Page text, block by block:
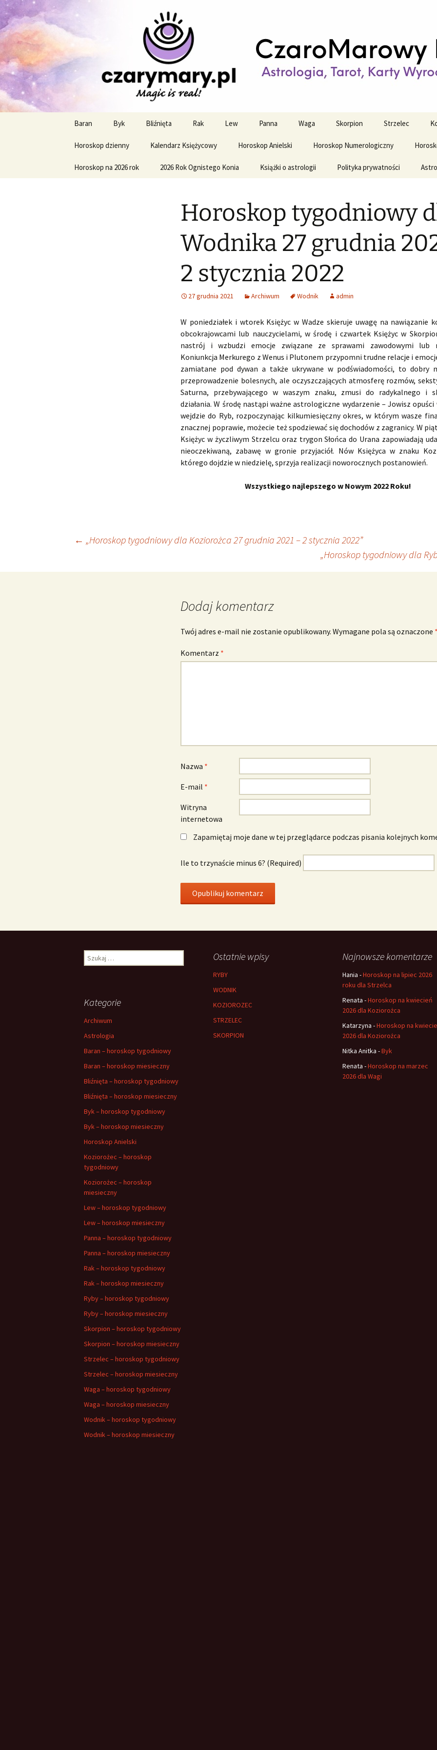
CzaroMarowy horoskop
miesięczny i tygodniowy
Profesjonalne przepowiednie astrologiczne
treści
Baran Byk Bliźnięta Rak Lew Panna Waga Skorpion Strzelec
Horoskop dzienny Kalendarz Księżycowy Horoskop Anielski Horoskop Numerologiczny
Horoskop na 2026 rok 2026 Rok Ognistego Konia Książki o astrologii Polityka prywatności
Horoskop tygodniowy
Wodnika 27 grudnia
2 stycznia 2022
27 grudnia 2021 Archiwum Wodnik admin
W poniedziałek i wtorek Księżyc w Wadze skieruje uwagę na nawiązanie
obcokrajowcami lub nauczycielami, w środę i czwartek Księżyc w
nastrój i wzbudzi emocje związane ze sprawami zawodowymi lub
Koniunkcja Merkurego z Wenus i Plutonem przypomni trudne relacje i
zamiatane pod dywan a także ukrywane w podświadomości, to dobry
przeprowadzenie bolesnych, ale oczyszczających atmosferę rozmów,
Saturna, przebywającego w waszym znaku, zmusi do radykalnego i
działania. W środę nastąpi ważne astrologiczne wydarzenie – Jowisz opuści
wejdzie do Ryb, rozpoczynając kilkumiesięczny okres, w którym wasze
znacznej poprawie, możecie też spodziewać się dochodów z zagranicy. W
Księżyc w życzliwym Strzelcu oraz trygon Słońca do Urana zapowiadają
nieoczekiwaną, zabawę w gronie przyjaciół. Nów Księżyca w znaku
którego dojdzie w niedzielę, sprzyja realizacji noworocznych postanowień.
Wszystkiego najlepszego w Nowym 2022 Roku!
Nawigacja
wpisu
← „Horoskop tygodniowy dla Koziorożca 27 grudnia 2021 – 2 stycznia 2022”
„Horoskop tygodniowy dla
Dodaj komentarz
Twój adres e-mail nie zostanie opublikowany. Wymagane pola są oznaczone *
Komentarz *
Nazwa *
E-mail *
Witryna
internetowa
Zapamiętaj moje dane w tej przeglądarce podczas pisania kolejnych
Ile to trzynaście minus 6? (Required)
Szukaj: Ostatnie wpisy
RYBY
WODNIK
KOZIOROZEC
STRZELEC
SKORPION
Najnowsze komentarze
Hania -Horoskop na lipiec 2026
roku dla Strzelca
Renata -Horoskop na kwiecień
2026 dla Koziorożca
Katarzyna -Horoskop na
2026 dla Koziorożca
Nitka Anitka -Byk
Renata -Horoskop na marzec
2026 dla Wagi
Kategorie
Archiwum
Astrologia
Baran – horoskop tygodniowy
Baran – horoskop miesieczny
Bliźnięta – horoskop tygodniowy
Bliźnięta – horoskop miesieczny
Byk – horoskop tygodniowy
Byk – horoskop miesieczny
Horoskop Anielski
Koziorożec – horoskop
tygodniowy
Koziorożec – horoskop
miesieczny
Lew – horoskop tygodniowy
Lew – horoskop miesieczny
Panna – horoskop tygodniowy
Panna – horoskop miesieczny
Rak – horoskop tygodniowy
Rak – horoskop miesieczny
Ryby – horoskop tygodniowy
Ryby – horoskop miesieczny
Skorpion – horoskop tygodniowy
Skorpion – horoskop miesieczny
Strzelec – horoskop tygodniowy
Strzelec – horoskop miesieczny
Waga – horoskop tygodniowy
Waga – horoskop miesieczny
Wodnik – horoskop tygodniowy
Wodnik – horoskop miesieczny